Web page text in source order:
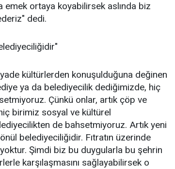
ortaya koyabilirsek aslında biz
dedi.
kültürlerden konuşulduğuna değinen
ya da belediyecilik dediğimizde, hiç
Çünkü onlar, artık çöp ve
birimiz sosyal ve kültürel
de bahsetmiyoruz. Artık yeni
belediyeciliğidir. Fıtratın üzerinde
Şimdi biz bu duygularla bu şehrin
karşılaşmasını sağlayabilirsek o